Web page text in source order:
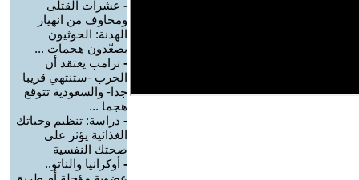
- عشرات القتلى
ومخاوف من انهيار
الهدنة: الحوثيون
يصعّدون هجمات ...
- ترامب يعتقد أن
الحرب -ستنتهي قريبا
جدا- والسعودية تتوقع
هجما ...
- دراسة: تنظيم وجباتك
الغذائية يؤثر على
صحتك النفسية
- أوكرانيا والناتو..